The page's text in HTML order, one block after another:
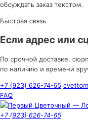
обсуждать заказ текстом.
Быстрая связь
Если адрес или
По срочной доставке,
по наличию и времени
+7 (923) 626-74-65
FAQ
+7 (923) 626-74-65